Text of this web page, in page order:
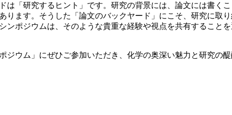
「研究するヒント」です。研究の背景には、論文には書く
ります。そうした「論文のバックヤード」にこそ、研究に取
ンポジウムは、そのような貴重な経験や視点を共有すること
ジウム」にぜひご参加いただき、化学の奥深い魅力と研究の